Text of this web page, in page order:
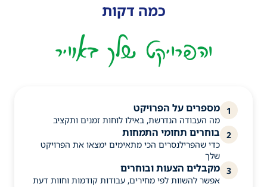
כמה דקות
והפרויקט שלך באוויר
1 מספרים על הפרויקט
מה העבודה הנדרשת, באילו לוחות זמנים ותקציב
2
בוחרים תחומי התמחות
כדי שהפרילנסרים הכי מתאימים ימצאו את הפרויקט
שלך
3 מקבלים הצעות ובוחרים
אפשר להשוות לפי מחירים, עבודות קודמות וחוות דעת